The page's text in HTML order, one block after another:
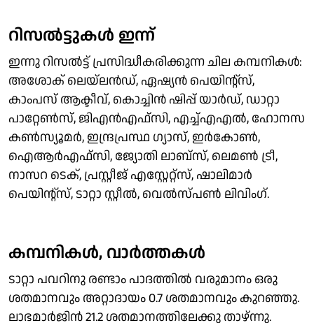
റിസല്‍ട്ടുകള്‍ ഇന്ന്
ഇന്നു റിസല്‍ട്ട് പ്രസിദ്ധീകരിക്കുന്ന ചില കമ്പനികള്‍:
അശോക് ലെയ്‌ലന്‍ഡ്, ഏഷ്യന്‍ പെയിന്റ്‌സ്,
കാംപസ് ആക്ടീവ്, കൊച്ചിന്‍ ഷിപ്പ് യാര്‍ഡ്, ഡാറ്റാ
പാറ്റേണ്‍സ്, ജിഎന്‍എഫ്‌സി, എച്ച്എഎല്‍, ഹോനസ
കണ്‍സ്യൂമര്‍, ഇന്ദ്രപ്രസ്ഥ ഗ്യാസ്, ഇര്‍കോണ്‍,
ഐആര്‍എഫ്‌സി, ജ്യോതി ലാബ്‌സ്, ലെമണ്‍ ട്രീ,
നാസറ ടെക്, പ്രസ്റ്റീജ് എസ്റ്റേറ്റ്‌സ്, ഷാലിമാര്‍
പെയിന്റ്‌സ്, ടാറ്റാ സ്റ്റീല്‍, വെല്‍സ്പണ്‍ ലിവിംഗ്.
കമ്പനികള്‍, വാര്‍ത്തകള്‍
ടാറ്റാ പവറിനു രണ്ടാം പാദത്തില്‍ വരുമാനം ഒരു
ശതമാനവും അറ്റാദായം 0.7 ശതമാനവും കുറഞ്ഞു.
ലാഭമാര്‍ജിന്‍ 21.2 ശതമാനത്തിലേക്കു താഴ്ന്നു.